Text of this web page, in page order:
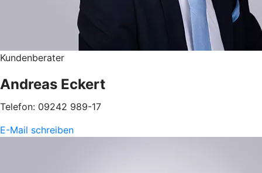
Kundenberater
Andreas Eckert
Telefon: 09242 989-17
E-Mail schreiben